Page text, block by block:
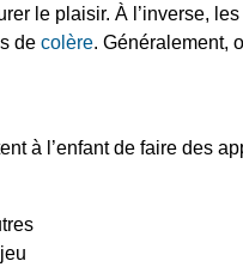
le plaisir. À l’inverse,
de colère. Généralement,
à l’enfant de faire des